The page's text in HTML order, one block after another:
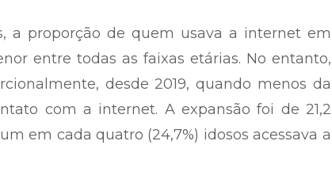
a proporção de quem usava a internet em
entre todas as faixas etárias. No entanto,
desde 2019, quando menos da
com a internet. A expansão foi de 21,2
em cada quatro (24,7%) idosos acessava a